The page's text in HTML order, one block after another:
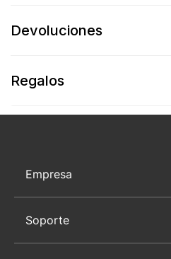
Devoluciones
Regalos
Empresa
Soporte